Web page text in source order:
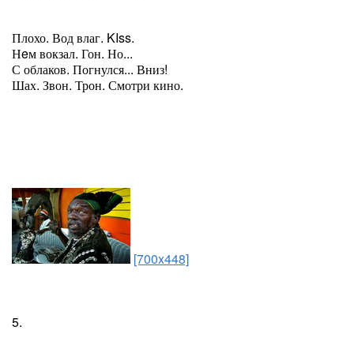
Плохо. Вод влаг. KIss.
Нeм вокзал. Гон. Но...
С облаков. Погнулся... Вниз!
Шах. Звон. Трон. Смотри кино.
[700x448]
5.